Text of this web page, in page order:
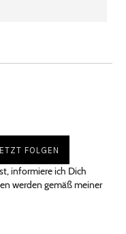
informiere ich Dich
werden gemäß meiner